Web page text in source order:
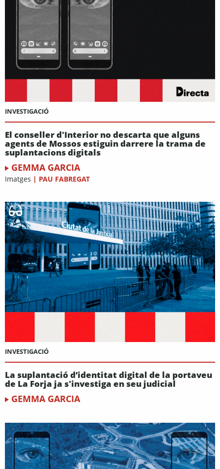
INVESTIGACIÓ
El conseller d'Interior no descarta que alguns
agents de Mossos estiguin darrere la trama de
suplantacions digitals
GEMMA GARCIA
Imatges | PAU FABREGAT
INVESTIGACIÓ
La suplantació d’identitat digital de la portaveu
de La Forja ja s'investiga en seu judicial
GEMMA GARCIA